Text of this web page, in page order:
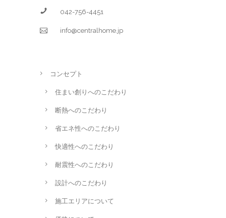
042-756-4451
info@centralhome.jp
コンセプト
住まい創りへのこだわり
断熱へのこだわり
省エネ性へのこだわり
快適性へのこだわり
耐震性へのこだわり
設計へのこだわり
施工エリアについて